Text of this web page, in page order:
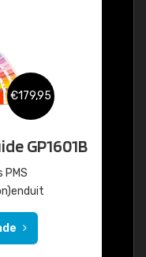
€179,95
GP1601B
PMS